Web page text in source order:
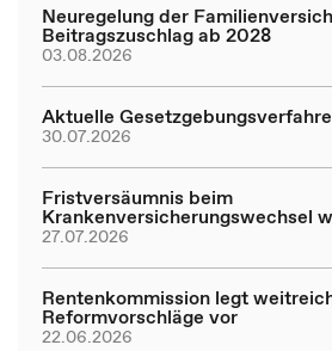
Neuregelung der
Beitragszuschlag ab 2028
03.08.2026
Aktuelle
30.07.2026
Fristversäumnis beim
Krankenversicherungswechsel
27.07.2026
Rentenkommission legt
Reformvorschläge vor
22.06.2026